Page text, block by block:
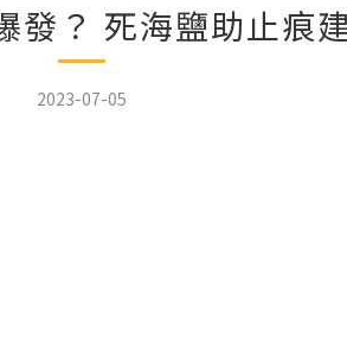
發？ 死海鹽助止痕
2023-07-05